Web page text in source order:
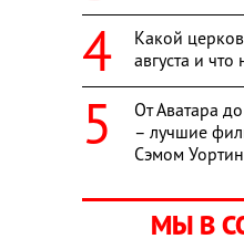
Какой
августа и что
От Аватара
– лучшие
Сэмом
МЫ В